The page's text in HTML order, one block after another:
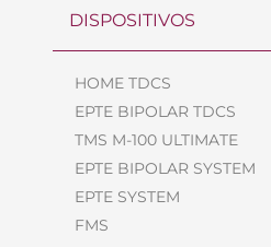
DISPOSITIVOS
HOME TDCS
EPTE BIPOLAR TDCS
TMS M-100 ULTIMATE
EPTE BIPOLAR SYSTEM
EPTE SYSTEM
FMS